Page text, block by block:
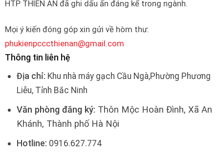
HTP THIÊN AN đã ghi dấu ấn đáng kể trong ngành.
Mọi ý kiến đóng góp xin gửi về hòm thư:
phukienpcccthienan@gmail.com
Thông tin liên hệ
Địa chỉ: Khu nhà máy gạch Cầu Ngà,Phường Phương
Liễu, Tỉnh Bắc Ninh
Văn phòng đăng ký: Thôn Mộc Hoàn Đình, Xã An
Khánh, Thành phố Hà Nội
Hotline: 0916.627.774